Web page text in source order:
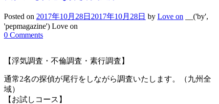
Posted on 2017年10月28日 2017年10月28日 by Love on __('by',
'pepmagazine') Love on
0 Comments
【浮気調査・不倫調査・素行調査】
通常2名の探偵が尾行をしながら調査いたします。（九州全
域）
【お試しコース】